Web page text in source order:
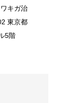
キガ治
東京都
5階